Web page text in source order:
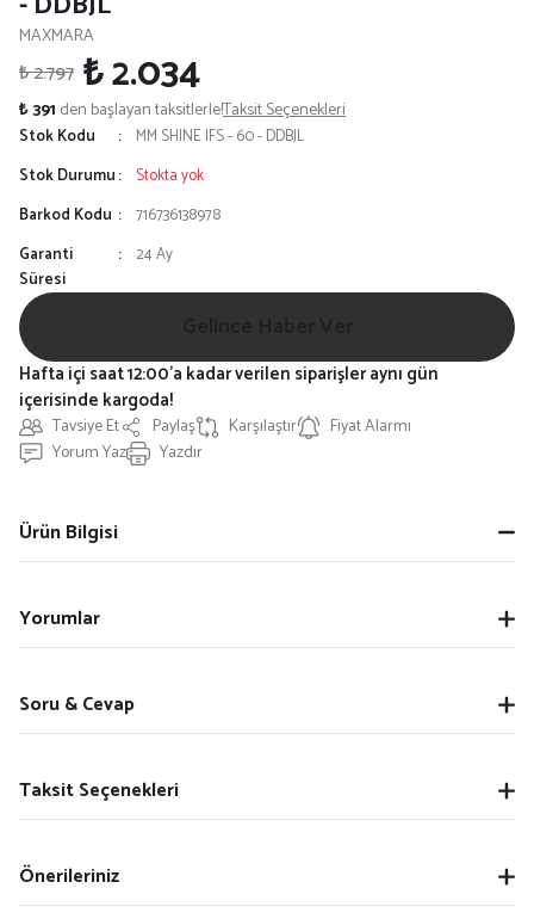
MAXMARA
₺ 2.797 ₺ 2.034
₺ 391 den başlayan taksitlerle!Taksit Seçenekleri
Stok Kodu
MM SHINE IFS - 60 - DDBJL
Stok Durumu
Stokta yok
Barkod Kodu
716736138978
Garanti
Süresi
24 Ay
Tavsiye Et Paylaş Karşılaştır
Fiyat Alarmı
Yorum Yaz
Yazdır
Hafta içi saat 12:00'a kadar verilen siparişler aynı gün
içerisinde kargoda!
Ürün Bilgisi
Yorumlar
Soru & Cevap
Taksit Seçenekleri
Önerileriniz